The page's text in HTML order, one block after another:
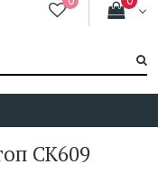
CK609